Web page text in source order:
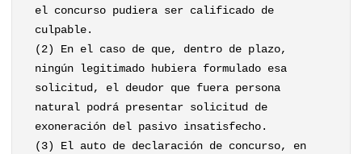
el concurso pudiera ser calificado de
culpable.
(2) En el caso de que, dentro de plazo,
ningún legitimado hubiera formulado esa
solicitud, el deudor que fuera persona
natural podrá presentar solicitud de
exoneración del pasivo insatisfecho.
(3) El auto de declaración de concurso, en